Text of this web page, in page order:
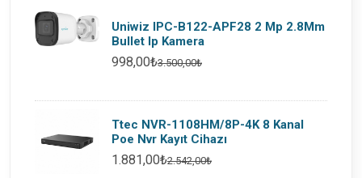
Uniwiz IPC-B122-APF28 2 Mp 2.8Mm
Bullet Ip Kamera
998,00₺3.500,00₺
Ttec NVR-1108HM/8P-4K 8 Kanal
Poe Nvr Kayıt Cihazı
1.881,00₺2.542,00₺